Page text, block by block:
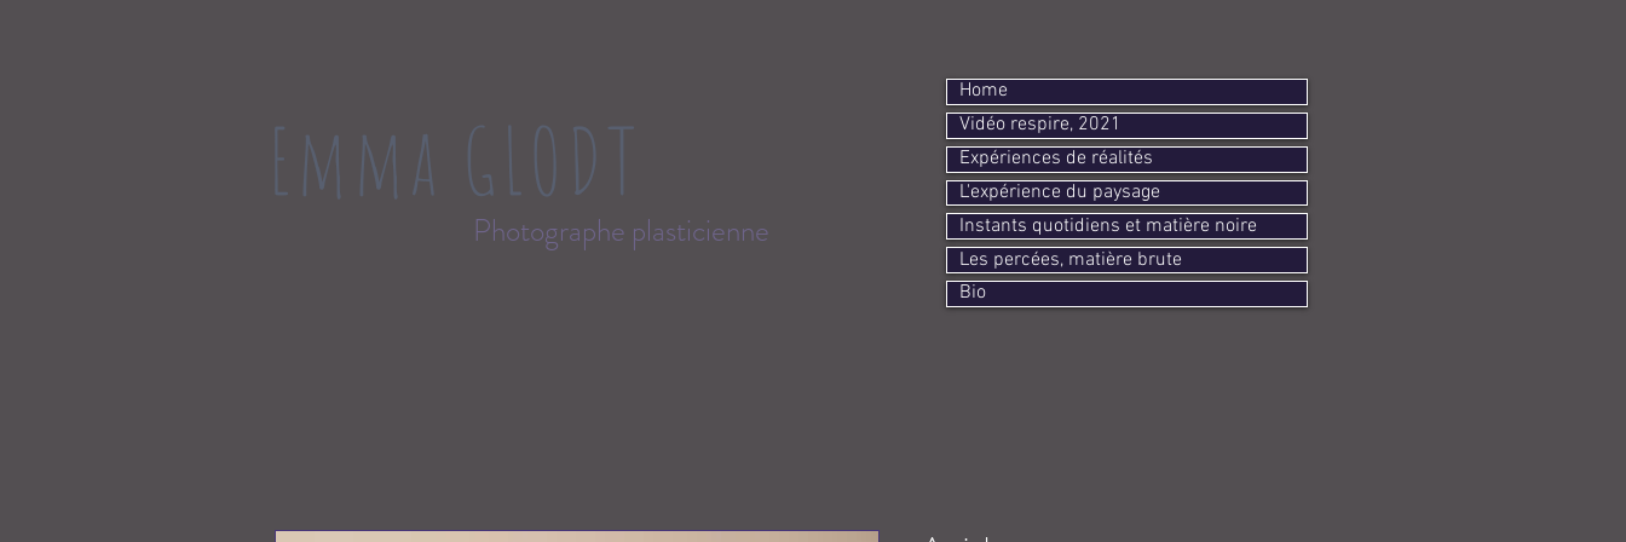
Emma GLODT
Photographe plasticienne
Home
Vidéo respire, 2021
Expériences de réalités
L'expérience du paysage
Instants quotidiens et matière noire
Les percées, matière brute
Bio